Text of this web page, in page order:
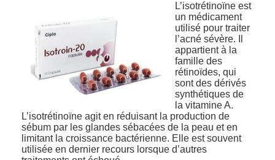
L’isotrétinoïne est
un médicament
utilisé pour traiter
l’acné sévère. Il
appartient à la
famille des
rétinoïdes, qui
sont des dérivés
synthétiques de
la vitamine A.
L’isotrétinoïne agit en réduisant la production de
sébum par les glandes sébacées de la peau et en
limitant la croissance bactérienne. Elle est souvent
utilisée en dernier recours lorsque d’autres